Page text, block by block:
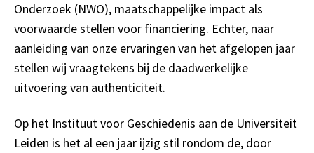
Onderzoek (NWO), maatschappelijke impact als
voorwaarde stellen voor financiering. Echter, naar
aanleiding van onze ervaringen van het afgelopen jaar
stellen wij vraagtekens bij de daadwerkelijke
uitvoering van authenticiteit.
Op het Instituut voor Geschiedenis aan de Universiteit
Leiden is het al een jaar ijzig stil rondom de, door